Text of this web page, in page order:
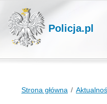
Policja.pl
Strona główna